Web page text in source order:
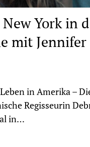
York in
mit Jennifer
in Amerika –
Regisseurin
in…